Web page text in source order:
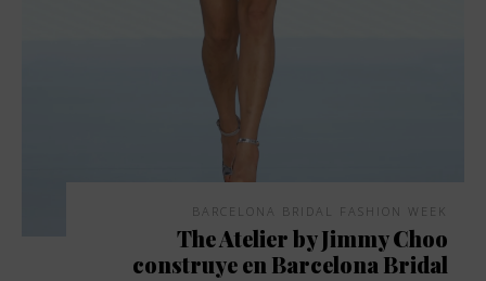
BARCELONA BRIDAL FASHION WEEK
The Atelier by Jimmy Choo
construye en Barcelona Bridal